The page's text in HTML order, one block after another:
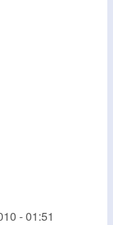
- 01:51